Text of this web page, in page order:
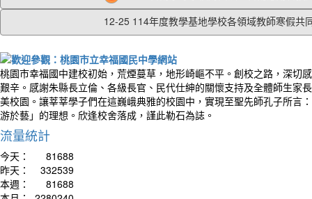
12-25 114年度教學基地學校各領域教師寒假共
桃園市幸福國中建校初始，荒煙蔓草，地形崎嶇不平。創校之路，深切
艱辛。感謝朱縣長立倫、各級長官、民代仕紳的關懷支持及全體師生家
美校園。讓莘莘學子們在這巍峨典雅的校園中，實現至聖先師孔子所言
游於藝」的理想。欣逢校舍落成，謹此勒石為誌。
流量統計
今天：
81688
昨天：
332539
本週：
81688